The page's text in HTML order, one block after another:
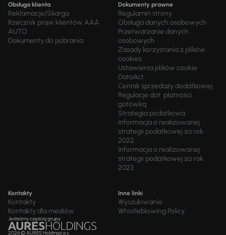
Obsługa klienta
Reklamacje/Skarga
Rzecznik praw klientów AAA
AUTO
Dokumenty do pobrania
Dokumenty prawne
Regulamin strony
Obsługa danych osobowych
Przetwarzanie danych
osobowych
Zasady korzystania z plików
cookies
Ustawienia plików cookie
DataAct
Cennik sprzedaży dodatkowej
Regulacje dot. płatności
gotówką
Strategia podatkowa
Informacja o realizowanej
strategii podatkowej za rok
2022
Informacja o realizowanej
strategii podatkowej za rok
2023
Kontakty
Kontakty
Kontakty dla mediów
Inne linki
Wyszukiwanie
Whistleblowing Policy
Jesteśmy częścią grupy
2026 © AURES Holdings a.s.